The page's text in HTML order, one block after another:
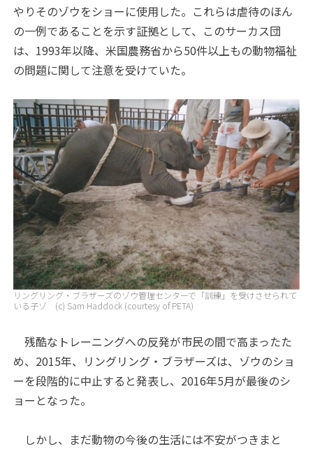
やりそのゾウをショーに使用した。これらは虐待のほん
の一例であることを示す証拠として、このサーカス団
は、1993年以降、米国農務省から50件以上もの動物福祉
の問題に関して注意を受けていた。
リングリング・ブラザーズのゾウ管理センターで「訓練」を受けさせられて
いる子ゾ (c) Sam Haddock (courtesy of PETA)
残酷なトレーニングへの反発が市民の間で高まったた
め、2015年、リングリング・ブラザーズは、ゾウのショ
ーを段階的に中止すると発表し、2016年5月が最後のシ
ョーとなった。
しかし、まだ動物の今後の生活には不安がつきまと